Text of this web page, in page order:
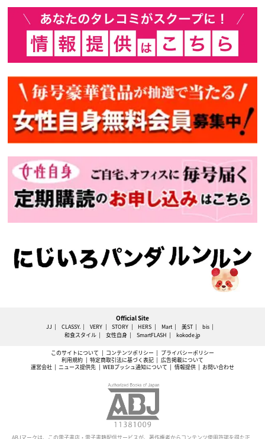
Official Site
JJ CLASSY. VERY STORY HERS Mart 美ST
bis
和食スタイル
女性自身 SmartFLASH kokode.jp
このサイトについて コンテンツポリシー
プライバシーポリシー
利用規約
特定商取引法に基づく表記
広告掲載について
運営会社
ニュース提供先 WEBプッシュ通知について 情報提供 お問い合わせ
ABJマークは、この電子書店・電子書籍配信サービスが、著作権者からコンテンツ使用許諾を得た正